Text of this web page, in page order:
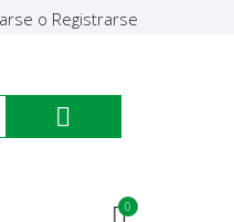
o Registrarse

0